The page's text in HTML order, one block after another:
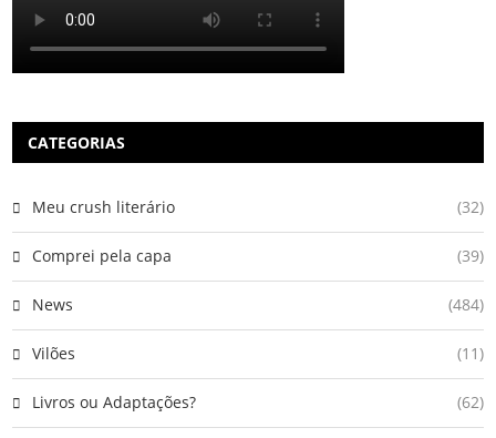
CATEGORIAS
Meu crush literário (32)
Comprei pela capa (39)
News (484)
Vilões (11)
Livros ou Adaptações? (62)